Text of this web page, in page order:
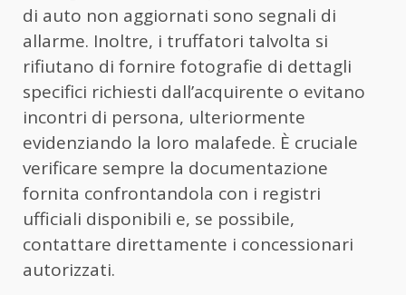
di auto non aggiornati sono segnali di
allarme. Inoltre, i truffatori talvolta si
rifiutano di fornire fotografie di dettagli
specifici richiesti dall’acquirente o evitano
incontri di persona, ulteriormente
evidenziando la loro malafede. È cruciale
verificare sempre la documentazione
fornita confrontandola con i registri
ufficiali disponibili e, se possibile,
contattare direttamente i concessionari
autorizzati.